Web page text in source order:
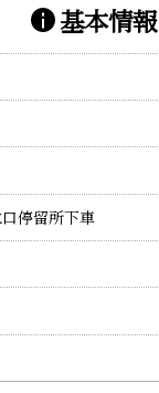
基本情報
停留所下車